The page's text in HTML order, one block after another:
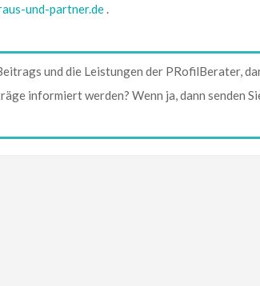
und-partner.de.
und die Leistungen der PRofilBerater,
informiert werden? Wenn ja, dann senden